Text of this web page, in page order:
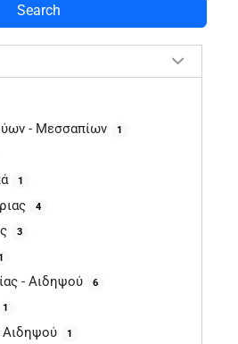
Search
- Μεσσαπίων 1
1
4
3
1
- Αιδηψού 6
1
1